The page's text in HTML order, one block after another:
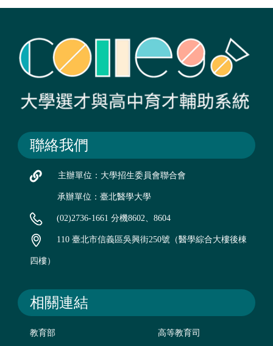
聯絡我們
主辦單位：大學招生委員會聯合會
承辦單位：臺北醫學大學
(02)2736-1661 分機8602、8604
110 臺北市信義區吳興街250號（醫學綜合大樓後棟
四樓）
相關連結
教育部 高等教育司